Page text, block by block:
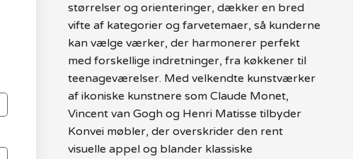
størrelser og orienteringer, dækker en bred
vifte af kategorier og farvetemaer, så kunderne
kan vælge værker, der harmonerer perfekt
med forskellige indretninger, fra køkkener til
teenageværelser. Med velkendte kunstværker
af ikoniske kunstnere som Claude Monet,
Vincent van Gogh og Henri Matisse tilbyder
Konvei møbler, der overskrider den rent
visuelle appel og blander klassiske